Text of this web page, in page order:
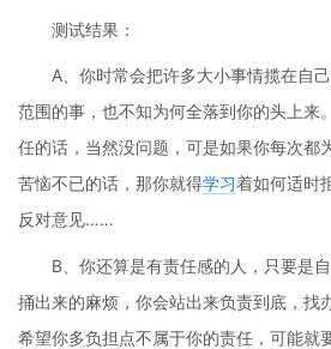
测试结果：
A、你时常会把许多大小事情揽在自
范围的事，也不知为何全落到你的头上来
任的话，当然没问题，可是如果你每次都
苦恼不已的话，那你就得学习着如何适时
反对意见……
B、你还算是有责任感的人，只要是
捅出来的麻烦，你会站出来负责到底，找
希望你多负担点不属于你的责任，可能就